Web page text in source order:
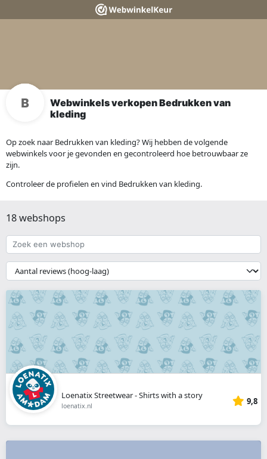
Webwinkels verkopen Bedrukken van
kleding
Op zoek naar Bedrukken van kleding? Wij hebben de volgende
webwinkels voor je gevonden en gecontroleerd hoe betrouwbaar ze
zijn.
Controleer de profielen en vind Bedrukken van kleding.
18 webshops
Zoek
een
webshop
{{
__('Sort')
}}
Loenatix Streetwear - Shirts with a story
loenatix.nl 9,8